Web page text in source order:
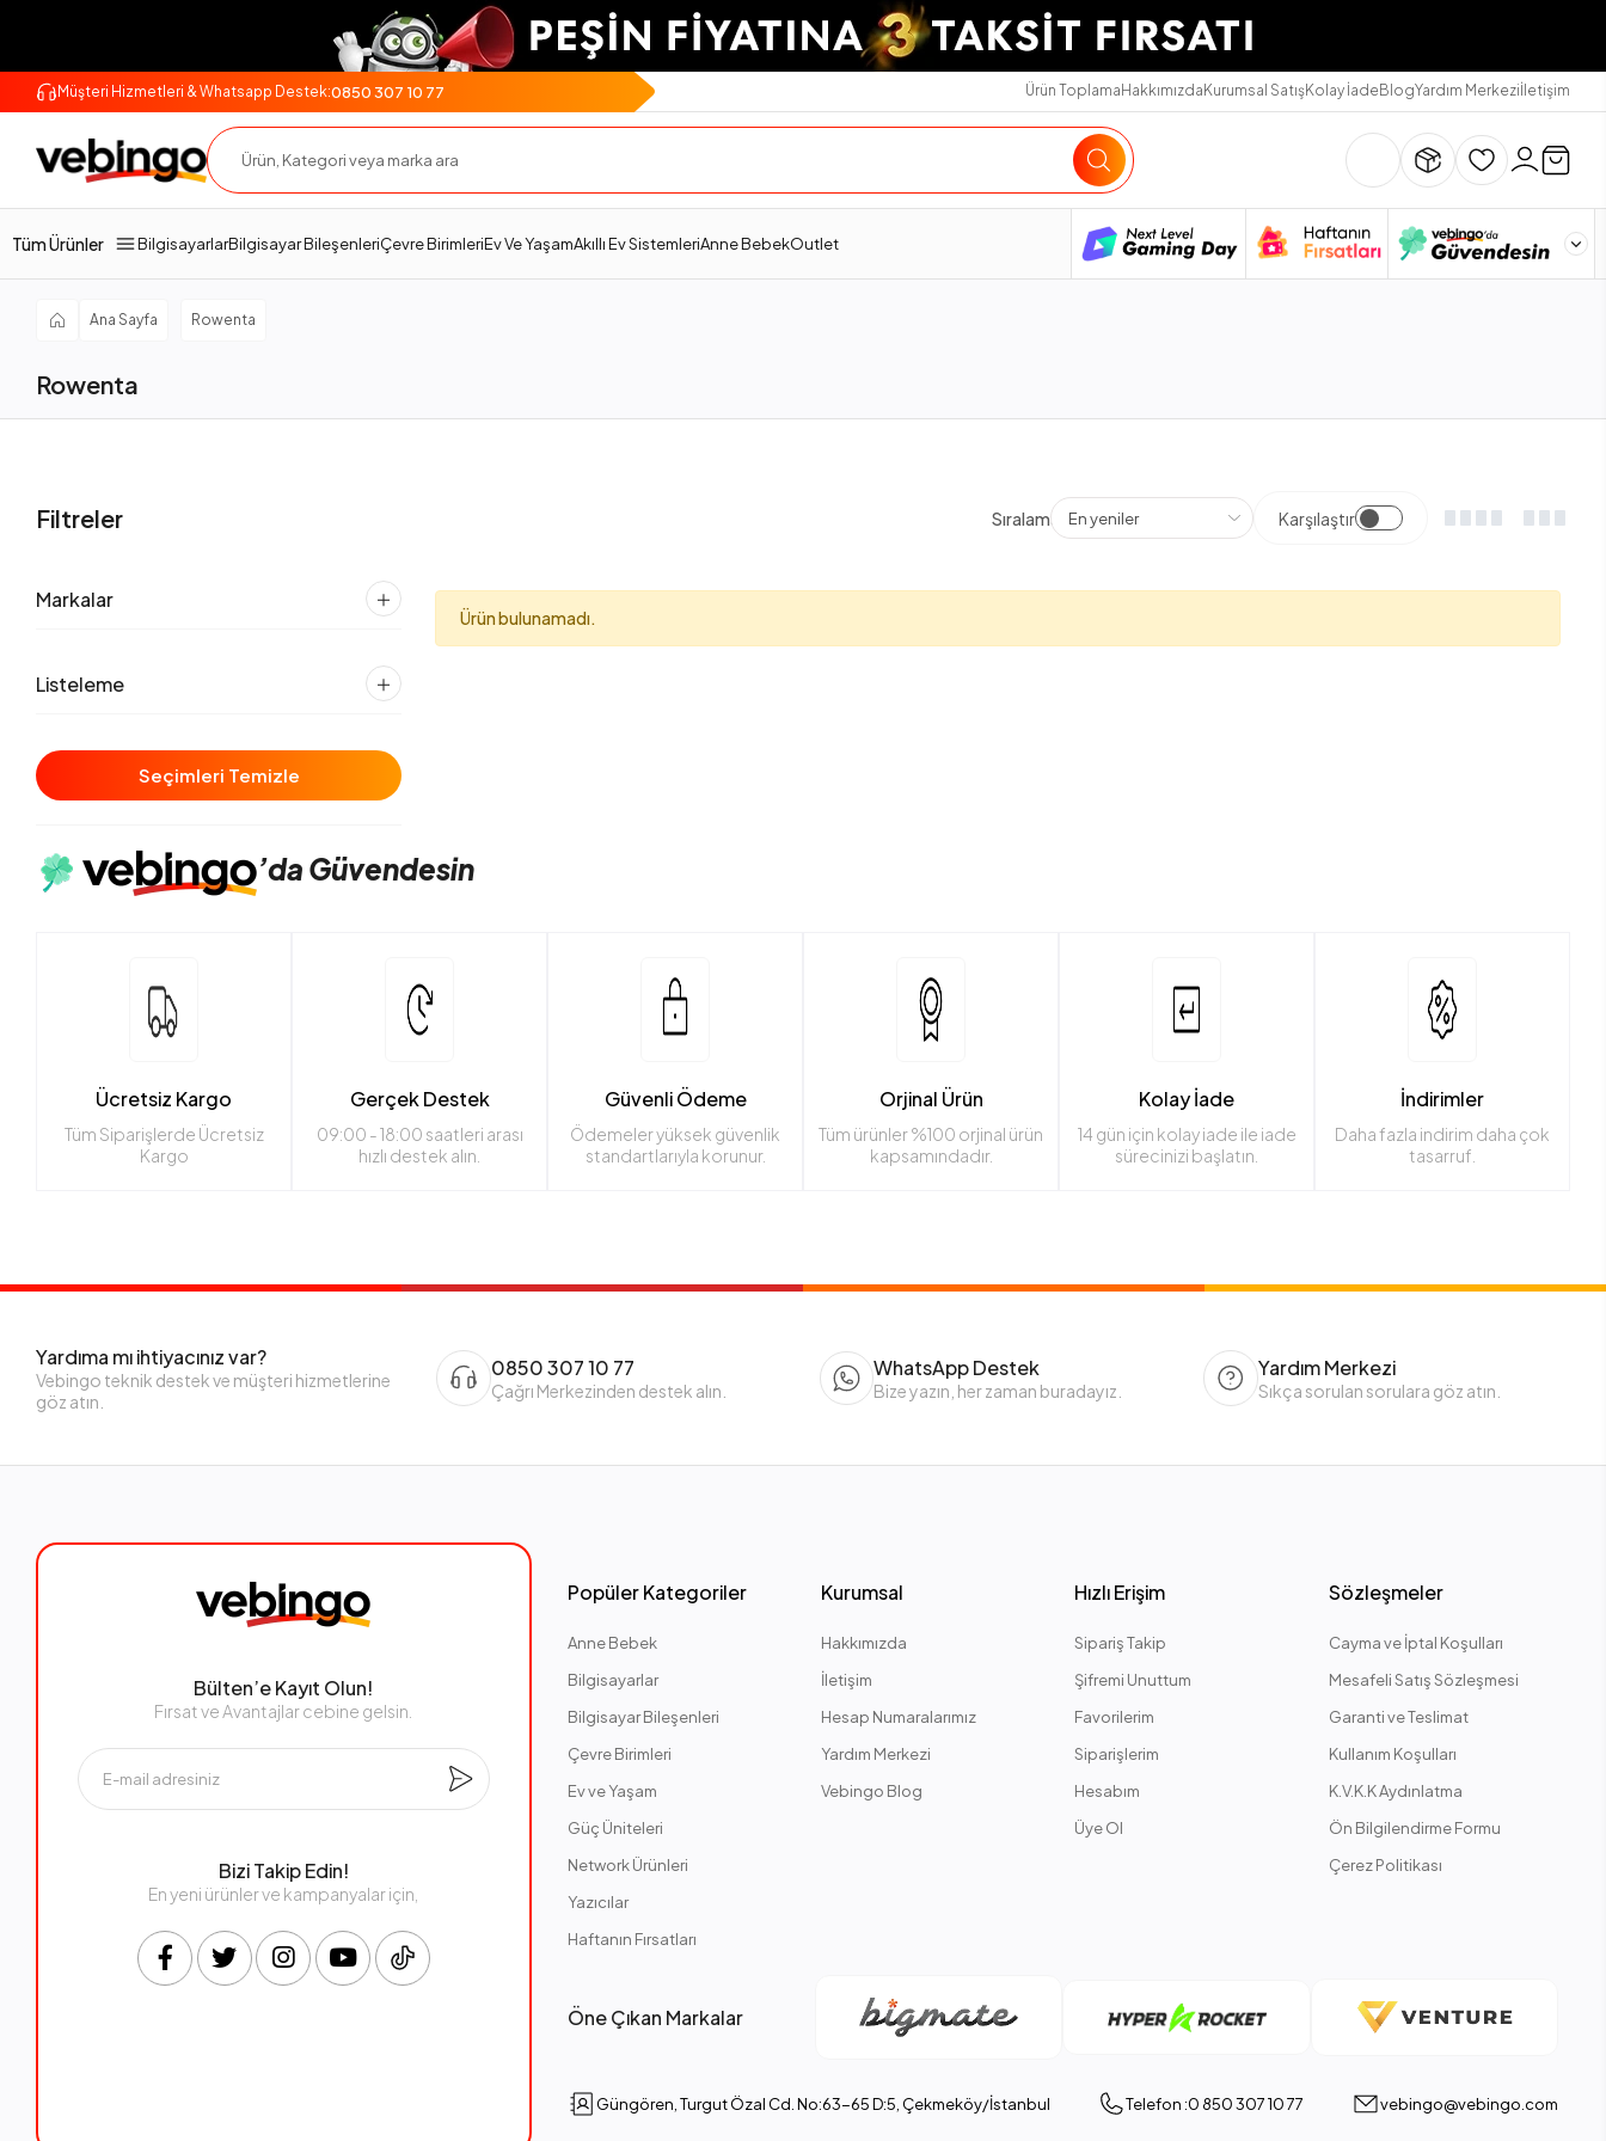
Müşteri Hizmetleri & Whatsapp Destek:0850 307 10 77 Ürün ToplamaHakkımızdaKurumsal SatışKolay İadeBlogYardım Merkeziİletişim
Tüm Ürünler BilgisayarlarBilgisayar BileşenleriÇevre BirimleriEv Ve YaşamAkıllı Ev SistemleriAnne BebekOutlet
Ana Sayfa Rowenta
Rowenta
Filtreler Sıralama Karşılaştır
Markalar
Listeleme
Seçimleri Temizle
Ürün bulunamadı.
’da Güvendesin
Ücretsiz Kargo
Tüm Siparişlerde Ücretsiz
Kargo
Gerçek Destek
09:00 - 18:00 saatleri arası
hızlı destek alın.
Güvenli Ödeme
Ödemeler yüksek güvenlik
standartlarıyla korunur.
Orjinal Ürün
Tüm ürünler %100 orjinal ürün
kapsamındadır.
Kolay İade
14 gün için kolay iade ile iade
sürecinizi başlatın.
İndirimler
Daha fazla indirim daha çok
tasarruf.
Yardıma mı ihtiyacınız var?
Vebingo teknik destek ve müşteri hizmetlerine
göz atın.
0850 307 10 77
Çağrı Merkezinden destek alın.
WhatsApp Destek
Bize yazın, her zaman buradayız.
Yardım Merkezi
Sıkça sorulan sorulara göz atın.
Bülten’e Kayıt Olun!
Fırsat ve Avantajlar cebine gelsin.
Bizi Takip Edin!
En yeni ürünler ve kampanyalar için,
Popüler Kategoriler
Anne Bebek
Bilgisayarlar
Bilgisayar Bileşenleri
Çevre Birimleri
Ev ve Yaşam
Güç Üniteleri
Network Ürünleri
Yazıcılar
Haftanın Fırsatları
Kurumsal
Hakkımızda
İletişim
Hesap Numaralarımız
Yardım Merkezi
Vebingo Blog
Hızlı Erişim
Sipariş Takip
Şifremi Unuttum
Favorilerim
Siparişlerim
Hesabım
Üye Ol
Sözleşmeler
Cayma ve İptal Koşulları
Mesafeli Satış Sözleşmesi
Garanti ve Teslimat
Kullanım Koşulları
K.V.K.K Aydınlatma
Ön Bilgilendirme Formu
Çerez Politikası
Öne Çıkan Markalar
Güngören, Turgut Özal Cd. No:63-65 D:5, Çekmeköy/İstanbul Telefon :0 850 307 10 77 vebingo@vebingo.com